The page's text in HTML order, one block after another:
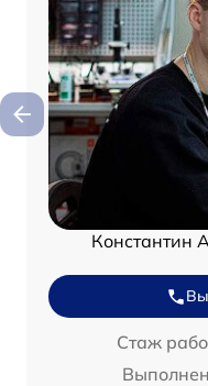
Константин
Стаж